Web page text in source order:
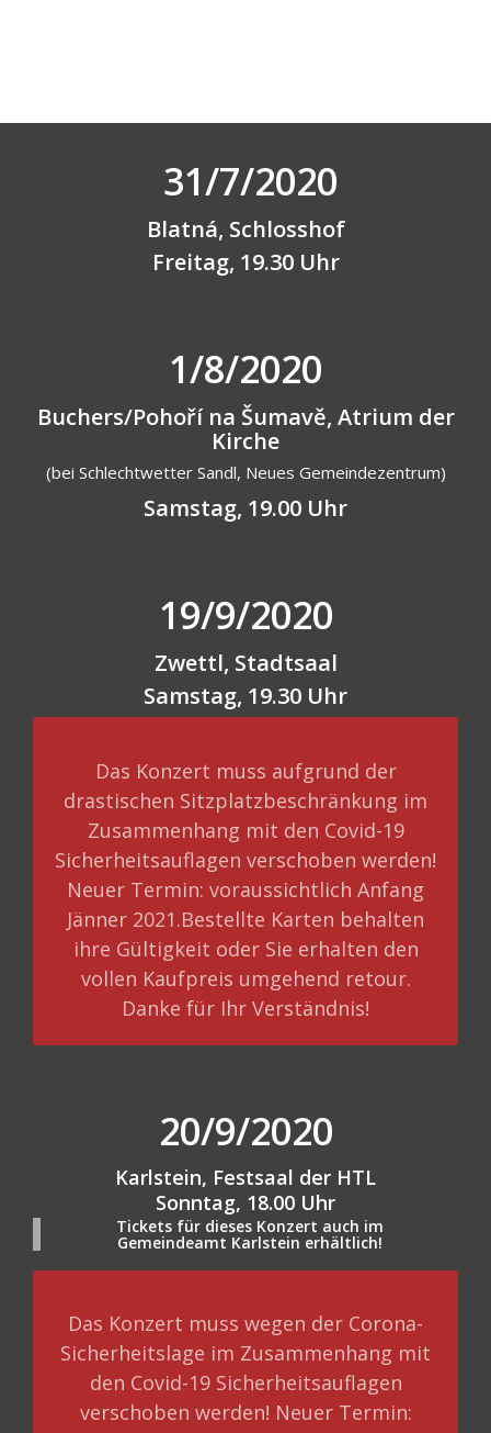
31/7/2020
Blatná, Schlosshof
Freitag, 19.30 Uhr
1/8/2020
Buchers/Pohoří na Šumavě, Atrium der
Kirche
(bei Schlechtwetter Sandl, Neues Gemeindezentrum)
Samstag, 19.00 Uhr
19/9/2020
Zwettl, Stadtsaal
Samstag, 19.30 Uhr
Das Konzert muss aufgrund der
drastischen Sitzplatzbeschränkung im
Zusammenhang mit den Covid-19
Sicherheitsauflagen verschoben werden!
Neuer Termin: voraussichtlich Anfang
Jänner 2021.Bestellte Karten behalten
ihre Gültigkeit oder Sie erhalten den
vollen Kaufpreis umgehend retour.
Danke für Ihr Verständnis!
20/9/2020
Karlstein, Festsaal der HTL
Sonntag, 18.00 Uhr
Tickets für dieses Konzert auch im
Gemeindeamt Karlstein erhältlich!
Das Konzert muss wegen der Corona-
Sicherheitslage im Zusammenhang mit
den Covid-19 Sicherheitsauflagen
verschoben werden! Neuer Termin: